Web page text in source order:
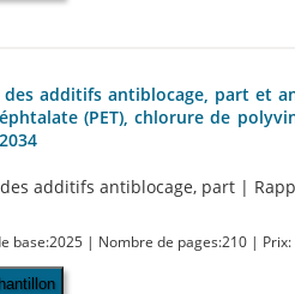
additifs antiblocage, part et
(PET), chlorure de
additifs antiblocage, part |
base:2025 | Nombre de pages:210 | Prix: